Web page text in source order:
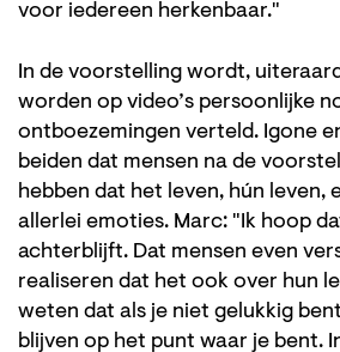
voor iedereen herkenbaar."
In de voorstelling wordt,
worden op video’s persoonlijke
ontboezemingen verteld. Igone
beiden dat mensen na de
hebben dat het leven, hún leven,
allerlei emoties. Marc: "Ik hoop
achterblijft. Dat mensen even
realiseren dat het ook over hun
weten dat als je niet gelukkig
blijven op het punt waar je bent.